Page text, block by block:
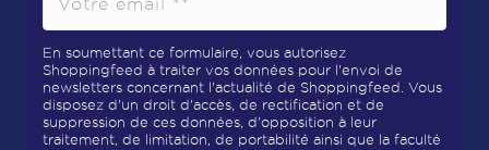
En soumettant ce formulaire, vous autorisez
Shoppingfeed à traiter vos données pour l'envoi de
newsletters concernant l'actualité de Shoppingfeed. Vous
disposez d'un droit d'accès, de rectification et de
suppression de ces données, d'opposition à leur
traitement, de limitation, de portabilité ainsi que la faculté